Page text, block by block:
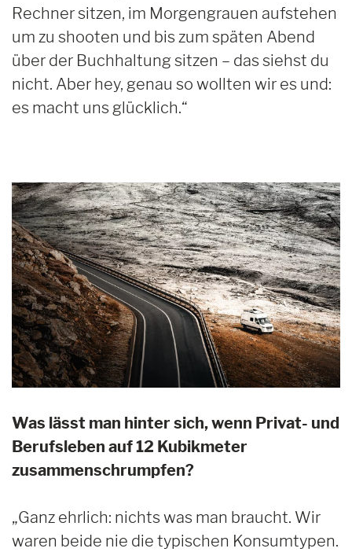
Rechner sitzen, im Morgengrauen aufstehen
um zu shooten und bis zum späten Abend
über der Buchhaltung sitzen – das siehst du
nicht. Aber hey, genau so wollten wir es und:
es macht uns glücklich.“
Was lässt man hinter sich, wenn Privat- und
Berufsleben auf 12 Kubikmeter
zusammenschrumpfen?
„Ganz ehrlich: nichts was man braucht. Wir
waren beide nie die typischen Konsumtypen.